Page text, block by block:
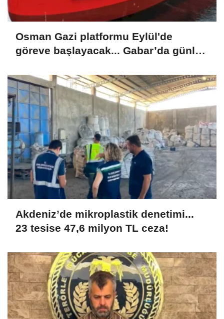
Osman Gazi platformu Eylül'de
göreve başlayacak... Gabar’da günlük
Akdeniz’de mikroplastik denetimi...
23 tesise 47,6 milyon TL ceza!